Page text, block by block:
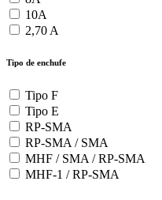
10A
2,70 A
Tipo de enchufe
Tipo F
Tipo E
RP-SMA
RP-SMA / SMA
MHF / SMA / RP-SMA
MHF-1 / RP-SMA